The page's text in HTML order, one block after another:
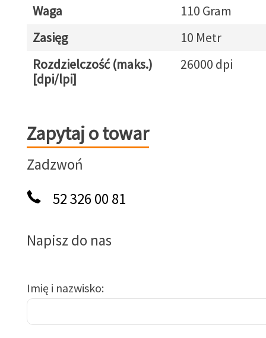
Waga
110 Gram
Zasięg
10 Metr
Rozdzielczość (maks.)
[dpi/lpi]
26000 dpi
Zapytaj o towar
Zapytaj o towar
Zadzwoń
52 326 00 81
Napisz do nas
Imię i nazwisko